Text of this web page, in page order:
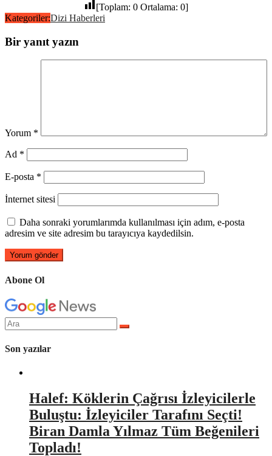
[Toplam: 0 Ortalama: 0]
Kategoriler:Dizi Haberleri
Bir yanıt yazın
Yorum *
Ad *
E-posta *
İnternet sitesi
Daha sonraki yorumlarımda kullanılması için adım, e-posta
adresim ve site adresim bu tarayıcıya kaydedilsin.
Abone Ol
Arama
yap:
Son yazılar
Halef: Köklerin Çağrısı İzleyicilerle
Buluştu: İzleyiciler Tarafını Seçti!
Biran Damla Yılmaz Tüm Beğenileri
Topladı!